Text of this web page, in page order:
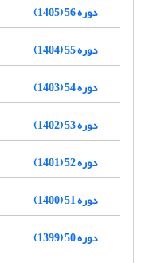
دوره 56 (1405)
دوره 55 (1404)
دوره 54 (1403)
دوره 53 (1402)
دوره 52 (1401)
دوره 51 (1400)
دوره 50 (1399)